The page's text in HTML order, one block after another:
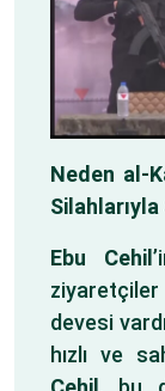
Neden al-
Silahlarıyla
Ebu Cehil
devesi
hızlı ve